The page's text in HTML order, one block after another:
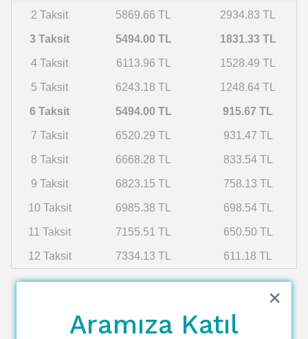
2 Taksit 5869.66 TL 2934.83 TL
3 Taksit 5494.00 TL 1831.33 TL
4 Taksit 6113.96 TL 1528.49 TL
5 Taksit 6243.18 TL 1248.64 TL
6 Taksit 5494.00 TL 915.67 TL
7 Taksit 6520.29 TL 931.47 TL
8 Taksit 6668.28 TL 833.54 TL
9 Taksit 6823.15 TL 758.13 TL
10 Taksit 6985.38 TL 698.54 TL
11 Taksit 7155.51 TL 650.50 TL
12 Taksit 7334.13 TL 611.18 TL
Aramıza Katıl